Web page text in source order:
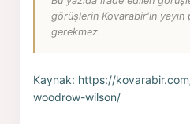
görüşlerin Kovarabir'in yayın
gerekmez.
Kaynak: https://
woodrow-wilson/